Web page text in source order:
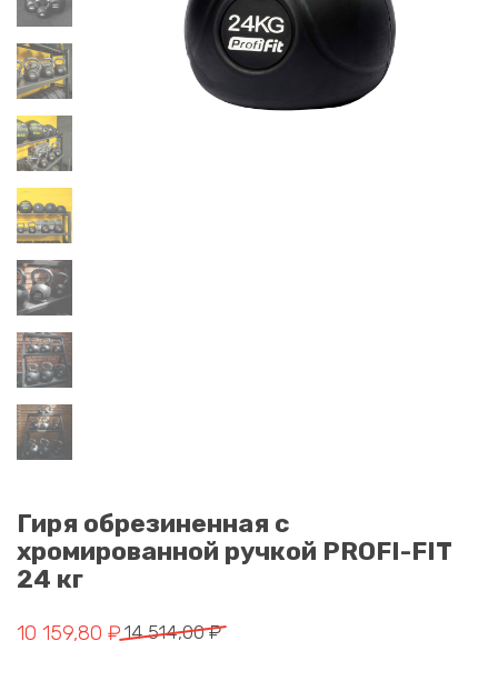
Гиря обрезиненная с
хромированной ручкой PROFI-FIT
24 кг
14 514,00₽
Первоначальная цена составляла 14 514,00 ₽.
10 159,80 ₽
Текущая цена: 10 159,80 ₽.